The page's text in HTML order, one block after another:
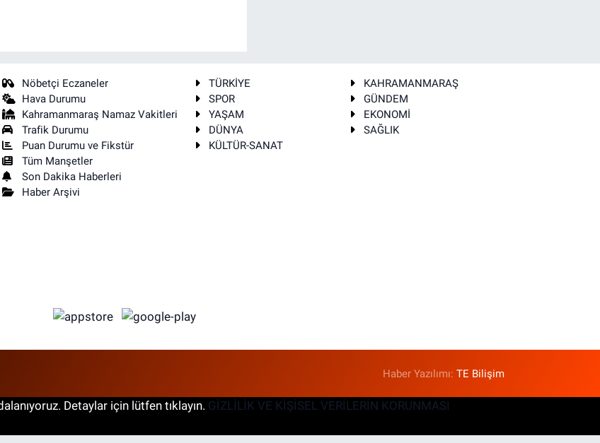
Nöbetçi Eczaneler
Hava Durumu
Kahramanmaraş Namaz Vakitleri
Trafik Durumu
Puan Durumu ve Fikstür
Tüm Manşetler
Son Dakika Haberleri
Haber Arşivi
TÜRKİYE
KAHRAMANMARAŞ
SPOR
GÜNDEM
YAŞAM
EKONOMİ
DÜNYA
SAĞLIK
KÜLTÜR-SANAT
Haber Yazılımı:TE Bilişim
Detaylar için lütfen tıklayın. GİZLİLİK VE KİŞİSEL VERİLERİN KORUNMASI